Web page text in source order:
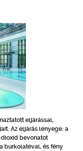
eljárással,
Az eljárás lényege: a
bevonatot
burkolatéval, és fény